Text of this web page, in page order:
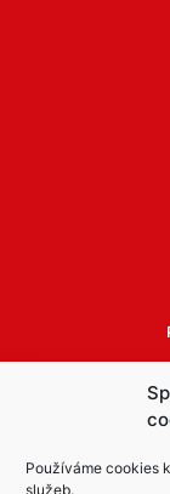
Používáme cookies
služeb.